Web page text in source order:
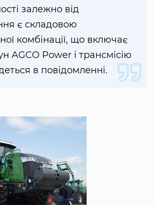
залежно від
є складовою
комбінації, що включає
AGCO Power і трансмісію
в повідомленні.